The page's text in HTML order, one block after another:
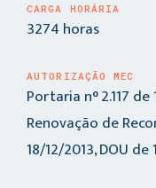
CARGA HORÁRIA
3274 horas
AUTORIZAÇÃO MEC
Portaria n° 2.117
Renovação de
18/12/2013, DOU de